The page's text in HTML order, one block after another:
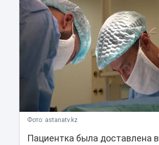
Фото: astanatv.kz
Пациентка была доставлена в